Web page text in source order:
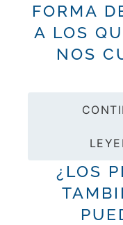
FORMA
A LOS
NOS
¿LOS